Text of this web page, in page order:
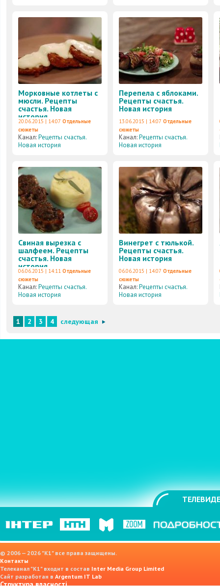
Морковные котлеты с
мюсли. Рецепты
счастья. Новая
история
20.06.2015 | 14:07 Отдельные
сюжеты
Канал:Рецепты счастья.
Новая история
Перепела с яблоками.
Рецепты счастья.
Новая история
13.06.2015 | 14:07 Отдельные
сюжеты
Канал:Рецепты счастья.
Новая история
Свиная вырезка с
шалфеем. Рецепты
счастья. Новая
история
06.06.2015 | 14:11 Отдельные
сюжеты
Канал:Рецепты счастья.
Новая история
Винегрет с тюлькой.
Рецепты счастья.
Новая история
06.06.2015 | 14:07 Отдельные
сюжеты
Канал:Рецепты счастья.
Новая история
1 2 3 4 следующая
© 2006 — 2026 "K1" все права защищены.
Контакты
Телеканал "К1" входит в состав Inter Media Group Limited
Сайт разработан в Argentum IT Lab